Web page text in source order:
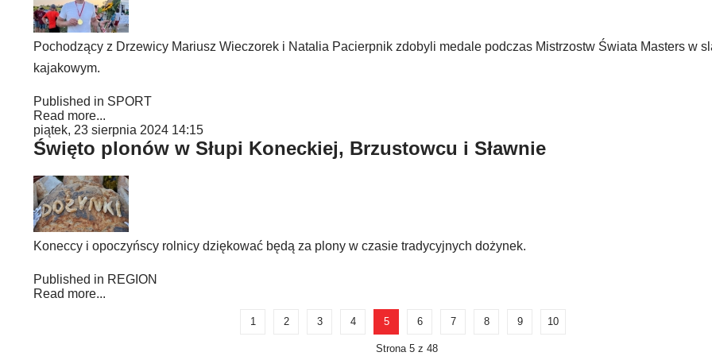
Pochodzący z Drzewicy Mariusz Wieczorek i Natalia Pacierpnik zdobyli medale podczas Mistrzostw Świata Masters w
kajakowym.
Published in SPORT
Read more...
piątek, 23 sierpnia 2024 14:15
Święto plonów w Słupi Koneckiej, Brzustowcu i Sławnie
Koneccy i opoczyńscy rolnicy dziękować będą za plony w czasie tradycyjnych dożynek.
Published in REGION
Read more...
1 2 3 4 5 6 7 8 9 10
Strona 5 z 48